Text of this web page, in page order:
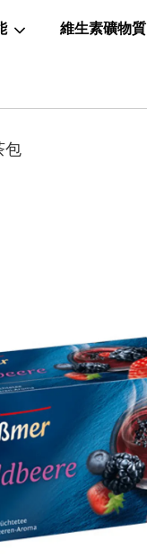
維生素礦物質
包